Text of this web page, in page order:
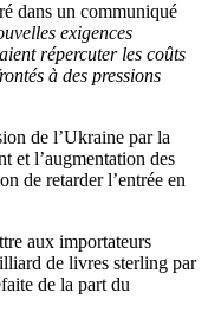
dans un communiqué
exigences
répercuter les coûts
à des pressions
de l’Ukraine par la
et l’augmentation des
de retarder l’entrée en
aux importateurs
de livres sterling par
de la part du